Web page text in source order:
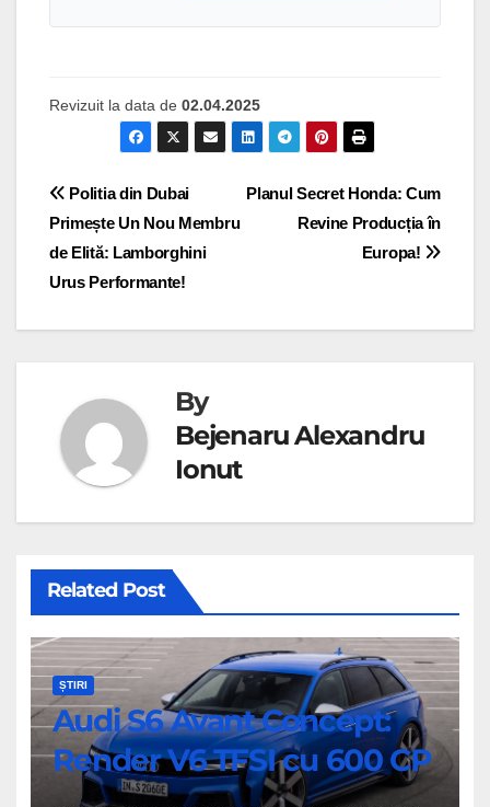
Revizuit la data de 02.04.2025
Navigare
în
articole
Planul Secret Honda: Cum
Revine Producția în
Europa!
Politia din Dubai
Primește Un Nou Membru
de Elită: Lamborghini
Urus Performante!
By
Bejenaru Alexandru
Ionut
Related Post
ȘTIRI
Audi S6 Avant Concept:
Render V6 TFSI cu 600 CP